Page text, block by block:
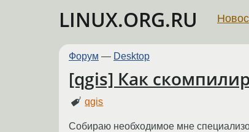
LINUX.ORG.RU
Форум — Desktop
[qgis] Как
qgis
Собираю необходимое мне